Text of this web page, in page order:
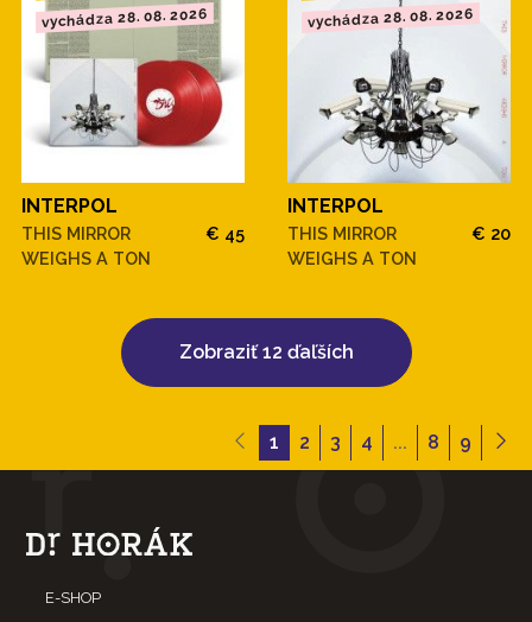
vychádza 28. 08. 2026
INTERPOL
THIS MIRROR
WEIGHS A TON
€ 45
vychádza 28. 08. 2026
INTERPOL
THIS MIRROR
WEIGHS A TON
€ 20
Zobraziť 12 ďaľších
1 2 3 4 ... 8 9
E-SHOP